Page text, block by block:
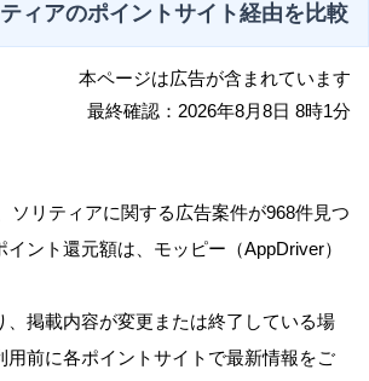
ィアのポイントサイト経由を比較
本ページは広告が含まれています
最終確認：2026年8月8日 8時1分
ソリティアに関する広告案件が968件見つ
ント還元額は、モッピー（AppDriver）
掲載内容が変更または終了している場
用前に各ポイントサイトで最新情報をご